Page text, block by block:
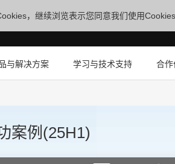
，继续浏览表示您同意我们使用Cookies
与解决方案 学习与技术支持 合作
案例(25H1)